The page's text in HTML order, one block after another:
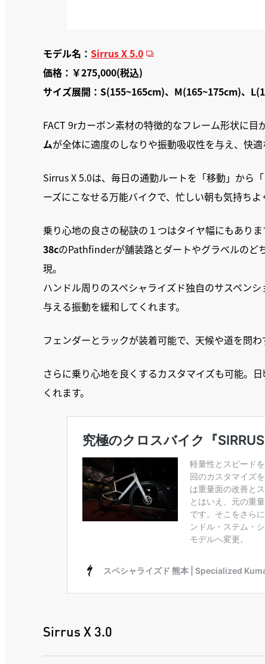
モデル名： Sirrus X 5.0
価格：￥275,000(税込)
サイズ展開：S(155~165cm)、M(165~175cm)、
FACT 9rカーボン素材の特徴的なフレーム形状に目
ムが全体に適度のしなりや振動吸収性を与え、快適
Sirrus X 5.0は、毎日の通勤ルートを「移動」から
ーズにこなせる万能バイクで、忙しい朝も気持ちよ
乗り心地の良さの秘訣の１つはタイヤ幅にもありま
38cのPathfinderが舗装路とダートやグラベルのど
現。
ハンドル周りのスペシャライズド独自のサスペンシ
与える振動を緩和してくれます。
フェンダーとラックが装着可能で、天候や道を問
さらに乗り心地を良くするカスタマイズも可能。
くれます。
Sirrus X 3.0